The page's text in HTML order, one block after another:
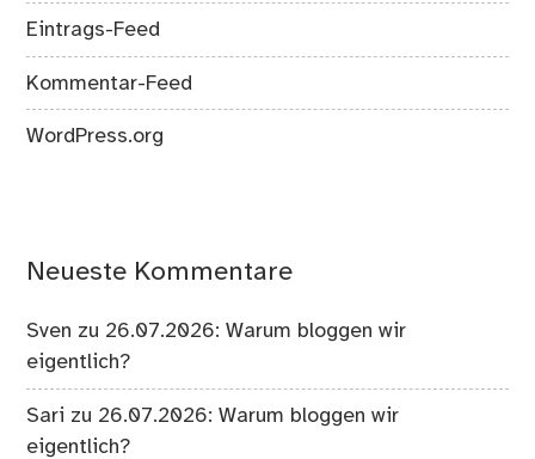
Eintrags-Feed
Kommentar-Feed
WordPress.org
Neueste Kommentare
Sven zu 26.07.2026: Warum bloggen wir
eigentlich?
Sari zu 26.07.2026: Warum bloggen wir
eigentlich?